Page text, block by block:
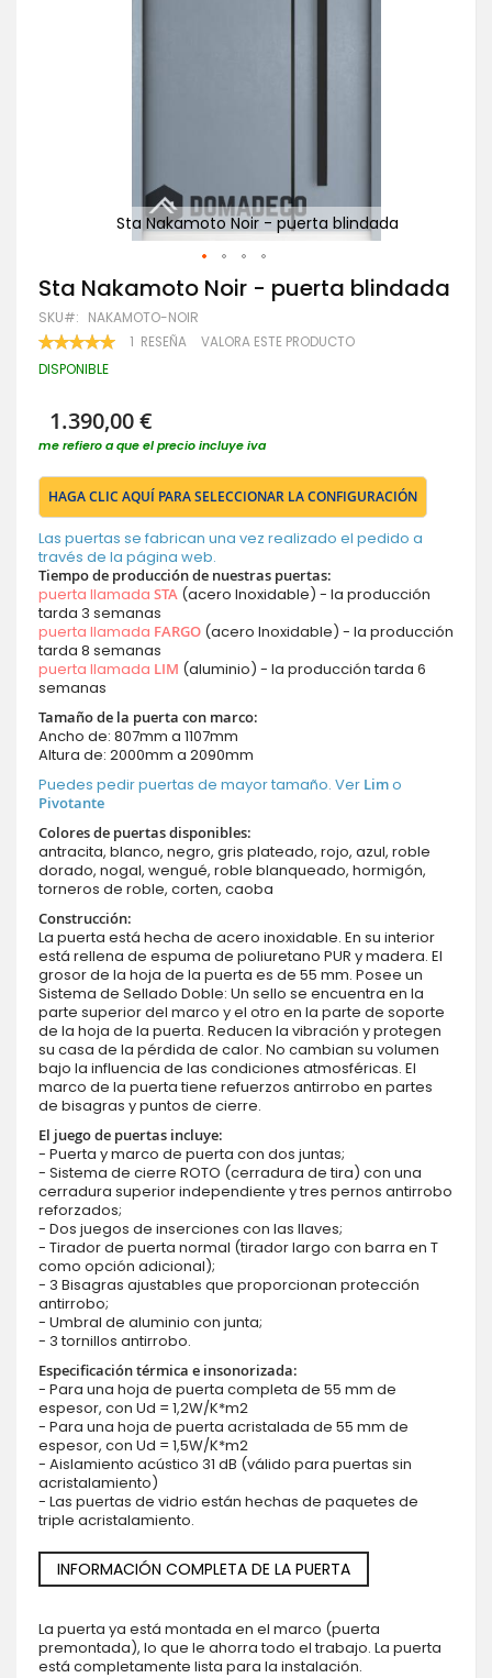
Sta Nakamoto Noir - puerta blindada
Saltar
al
comienzo
de
la
galería
imágenes
Sta Nakamoto Noir - puerta blindada
SKU NAKAMOTO-NOIR
VALORACIÓN:
100 100
1 RESEÑA VALORA ESTE PRODUCTO
DISPONIBLE
1.390,00 €
me refiero a que el precio incluye iva
HAGA CLIC AQUÍ PARA SELECCIONAR LA CONFIGURACIÓN
Las puertas se fabrican una vez realizado el pedido a
través de la página web.
Tiempo de producción de nuestras puertas:
puerta llamada STA (acero Inoxidable) - la producción
tarda 3 semanas
puerta llamada FARGO (acero Inoxidable) - la producción
tarda 8 semanas
puerta llamada LIM (aluminio) - la producción tarda 6
semanas
Tamaño de la puerta con marco:
Ancho de: 807mm a 1107mm
Altura de: 2000mm a 2090mm
Puedes pedir puertas de mayor tamaño. Ver Limo
Pivotante
Colores de puertas disponibles:
antracita, blanco, negro, gris plateado, rojo, azul, roble
dorado, nogal, wengué, roble blanqueado, hormigón,
torneros de roble, corten, caoba
Construcción:
La puerta está hecha de acero inoxidable. En su interior
está rellena de espuma de poliuretano PUR y madera. El
grosor de la hoja de la puerta es de 55 mm. Posee un
Sistema de Sellado Doble: Un sello se encuentra en la
parte superior del marco y el otro en la parte de soporte
de la hoja de la puerta. Reducen la vibración y protegen
su casa de la pérdida de calor. No cambian su volumen
bajo la influencia de las condiciones atmosféricas. El
marco de la puerta tiene refuerzos antirrobo en partes
de bisagras y puntos de cierre.
El juego de puertas incluye:
- Puerta y marco de puerta con dos juntas;
- Sistema de cierre ROTO (cerradura de tira) con una
cerradura superior independiente y tres pernos antirrobo
reforzados;
- Dos juegos de inserciones con las llaves;
- Tirador de puerta normal (tirador largo con barra en T
como opción adicional);
- 3 Bisagras ajustables que proporcionan protección
antirrobo;
- Umbral de aluminio con junta;
- 3 tornillos antirrobo.
Especificación térmica e insonorizada:
- Para una hoja de puerta completa de 55 mm de
espesor, con Ud = 1,2W/K*m2
- Para una hoja de puerta acristalada de 55 mm de
espesor, con Ud = 1,5W/K*m2
- Aislamiento acústico 31 dB (válido para puertas sin
acristalamiento)
- Las puertas de vidrio están hechas de paquetes de
triple acristalamiento.
INFORMACIÓN COMPLETA DE LA PUERTA
La puerta ya está montada en el marco (puerta
premontada), lo que le ahorra todo el trabajo. La puerta
está completamente lista para la instalación.